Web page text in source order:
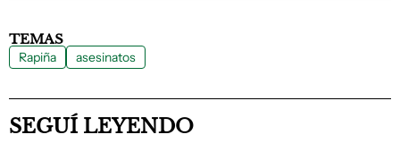
TEMAS
Rapiña asesinatos
SEGUÍ LEYENDO